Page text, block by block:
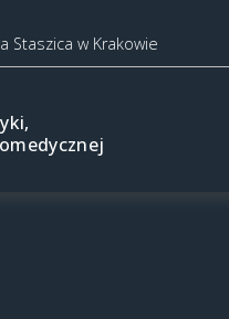
Staszica w Krakowie